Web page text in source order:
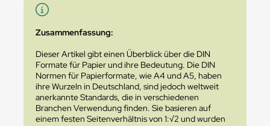
Zusammenfassung:
Dieser Artikel gibt einen Überblick über die DIN
Formate für Papier und ihre Bedeutung. Die DIN
Normen für Papierformate, wie A4 und A5, haben
ihre Wurzeln in Deutschland, sind jedoch weltweit
anerkannte Standards, die in verschiedenen
Branchen Verwendung finden. Sie basieren auf
einem festen Seitenverhältnis von 1:√2 und wurden